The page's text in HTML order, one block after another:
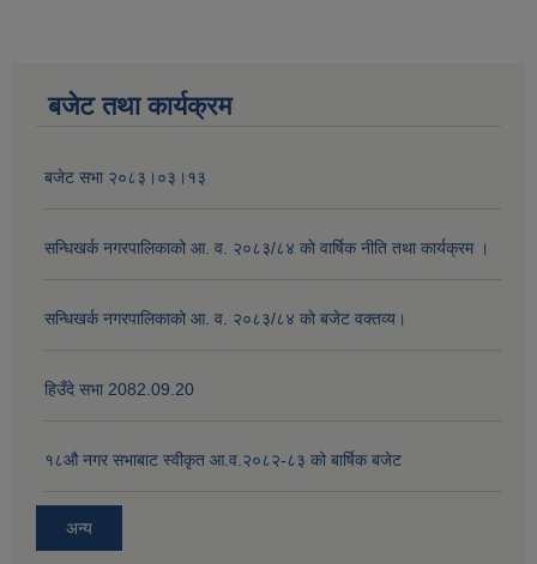
बजेट तथा कार्यक्रम
बजेट सभा २०८३।०३।१३
सन्धिखर्क नगरपालिकाको आ. व. २०८३/८४ काे वार्षिक नीति तथा कार्यक्रम ।
सन्धिखर्क नगरपालिकाको आ. व. २०८३/८४ काे बजेट वक्तव्य।
हिउँदे सभा 2082.09.20
१८‍औ नगर सभाबाट स्वीकृत आ.व.२०८२-८३ को बार्षिक बजेट
अन्य